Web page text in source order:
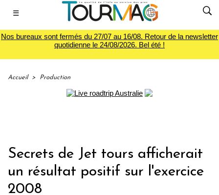
☰
Nos bureaux sont fermés du 27/07 au 16/08. Retour de la newsletter
quotidienne le 24/08/2026. Bel été !
Accueil > Production
Secrets de Jet tours afficherait
un résultat positif sur l'exercice
2008